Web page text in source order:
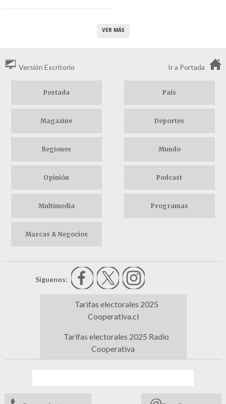
VER MÁS
Versión Escritorio Ir a Portada
Portada País
Magazine Deportes
Regiones Mundo
Opinión Podcast
Multimedia Programas
Marcas & Negocios
Síguenos:
Tarifas electorales 2025
Cooperativa.cl
Tarifas electorales 2025 Radio
Cooperativa